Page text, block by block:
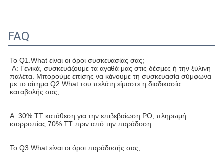
FAQ
Το Q1.What είναι οι όροι συσκευασίας σας;
Α: Γενικά, συσκευάζουμε τα αγαθά μας στις δέσμες ή την ξύλινη
παλέτα. Μπορούμε επίσης να κάνουμε τη συσκευασία σύμφωνα
με το αίτημα Q2.What του πελάτη είμαστε η διαδικασία
καταβολής σας;
Α: 30% TT κατάθεση για την επιβεβαίωση PO, πληρωμή
ισορροπίας 70% TT πριν από την παράδοση.
Το Q3.What είναι οι όροι παράδοσής σας;